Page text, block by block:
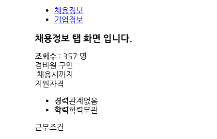
채용정보
기업정보
채용정보 탭 화면 입니다.
조회수 : 357 명
경비원 구인
채용시까지
지원자격
경력관계없음
학력학력무관
근무조건